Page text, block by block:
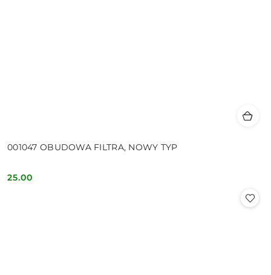
001047 OBUDOWA FILTRA, NOWY TYP
Cena:
25.00